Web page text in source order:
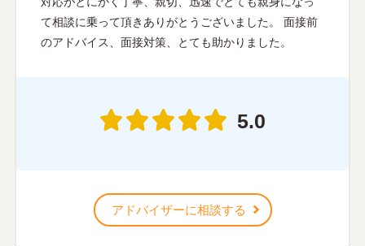
て相談に乗って頂きありがとうございました。 面接前
のアドバイス、面接対策、とても助かりました。
5.0
アドバイザーに相談する